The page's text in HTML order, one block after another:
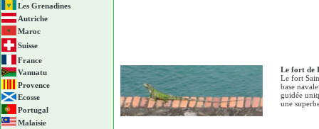
Les Grenadines
Autriche
Maroc
Suisse
France
Vanuatu
Provence
Ecosse
Portugal
Malaisie
Le fort de
Le fort
base
guidée
une